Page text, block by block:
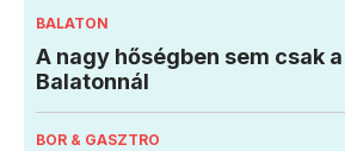
BALATON
A nagy hőségben sem csak
Balatonnál
BOR & GASZTRO